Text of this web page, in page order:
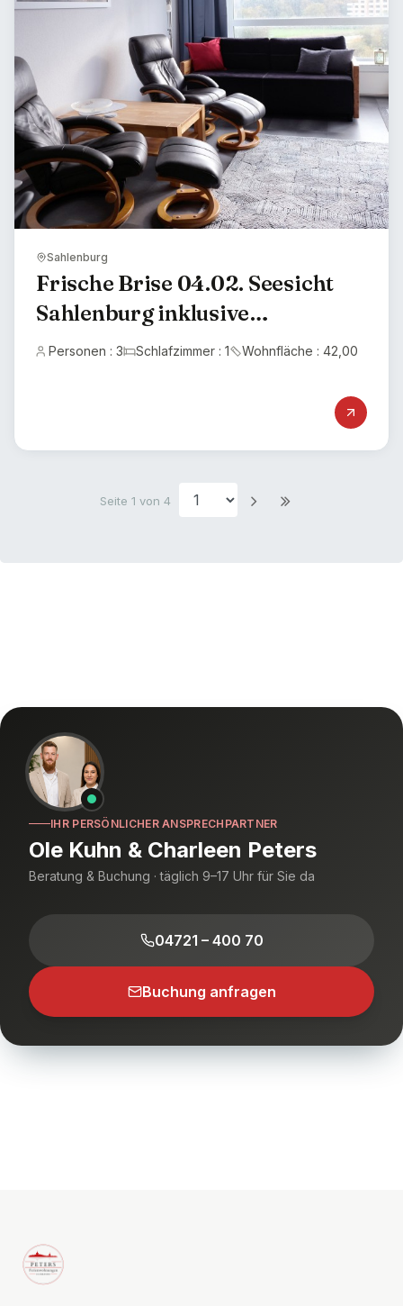
Sahlenburg
Frische Brise 04.02. Seesicht
Sahlenburg inklusive
Strandkorb von Mai- September
Personen : 3 Schlafzimmer : 1 Wohnfläche : 42,00
Seite 1 von 4
IHR PERSÖNLICHER ANSPRECHPARTNER
Ole Kuhn & Charleen Peters
Beratung & Buchung · täglich 9–17 Uhr für Sie da
04721 – 400 70
Buchung anfragen